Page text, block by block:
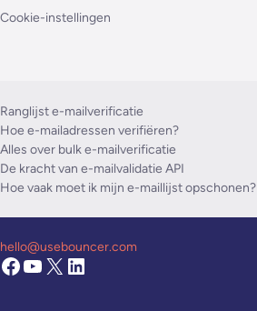
Cookie-instellingen
Ranglijst e-mailverificatie
Hoe e-mailadressen verifiëren?
Alles over bulk e-mailverificatie
De kracht van e-mailvalidatie API
Hoe vaak moet ik mijn e-maillijst opschonen?
hello@usebouncer.com